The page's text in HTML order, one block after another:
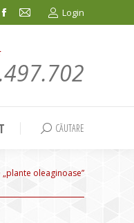
Facebook
in
window
Mail
in
window
Login
Search:
CĂUTARE
oleaginoase”